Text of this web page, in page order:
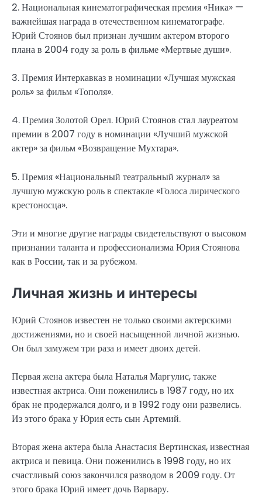
2. Национальная кинематографическая премия «Ника» —
важнейшая награда в отечественном кинематографе.
Юрий Стоянов был признан лучшим актером второго
плана в 2004 году за роль в фильме «Мертвые души».
3. Премия Интеркавказ в номинации «Лучшая мужская
роль» за фильм «Тополя».
4. Премия Золотой Орел. Юрий Стоянов стал лауреатом
премии в 2007 году в номинации «Лучший мужской
актер» за фильм «Возвращение Мухтара».
5. Премия «Национальный театральный журнал» за
лучшую мужскую роль в спектакле «Голоса лирического
крестоносца».
Эти и многие другие награды свидетельствуют о высоком
признании таланта и профессионализма Юрия Стоянова
как в России, так и за рубежом.
Личная жизнь и интересы
Юрий Стоянов известен не только своими актерскими
достижениями, но и своей насыщенной личной жизнью.
Он был замужем три раза и имеет двоих детей.
Первая жена актера была Наталья Маргулис, также
известная актриса. Они поженились в 1987 году, но их
брак не продержался долго, и в 1992 году они развелись.
Из этого брака у Юрия есть сын Артемий.
Вторая жена актера была Анастасия Вертинская, известная
актриса и певица. Они поженились в 1998 году, но их
счастливый союз закончился разводом в 2009 году. От
этого брака Юрий имеет дочь Варвару.